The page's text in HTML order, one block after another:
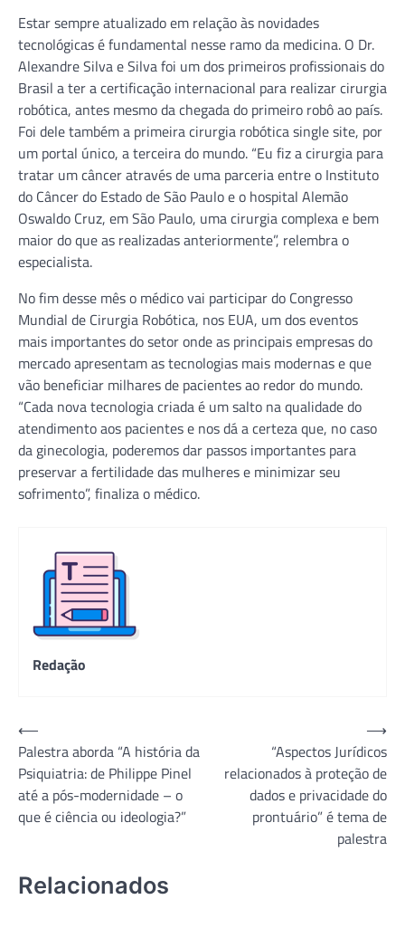
Estar sempre atualizado em relação às novidades
tecnológicas é fundamental nesse ramo da medicina. O Dr.
Alexandre Silva e Silva foi um dos primeiros profissionais do
Brasil a ter a certificação internacional para realizar cirurgia
robótica, antes mesmo da chegada do primeiro robô ao país.
Foi dele também a primeira cirurgia robótica single site, por
um portal único, a terceira do mundo. “Eu fiz a cirurgia para
tratar um câncer através de uma parceria entre o Instituto
do Câncer do Estado de São Paulo e o hospital Alemão
Oswaldo Cruz, em São Paulo, uma cirurgia complexa e bem
maior do que as realizadas anteriormente”, relembra o
especialista.
No fim desse mês o médico vai participar do Congresso
Mundial de Cirurgia Robótica, nos EUA, um dos eventos
mais importantes do setor onde as principais empresas do
mercado apresentam as tecnologias mais modernas e que
vão beneficiar milhares de pacientes ao redor do mundo.
“Cada nova tecnologia criada é um salto na qualidade do
atendimento aos pacientes e nos dá a certeza que, no caso
da ginecologia, poderemos dar passos importantes para
preservar a fertilidade das mulheres e minimizar seu
sofrimento”, finaliza o médico.
Redação
Navegação
de
Post
⟵
Palestra aborda “A história da
Psiquiatria: de Philippe Pinel
até a pós-modernidade – o
que é ciência ou ideologia?”
“Aspectos Jurídicos
relacionados à proteção de
dados e privacidade do
prontuário” é tema de
palestra
⟶
Relacionados